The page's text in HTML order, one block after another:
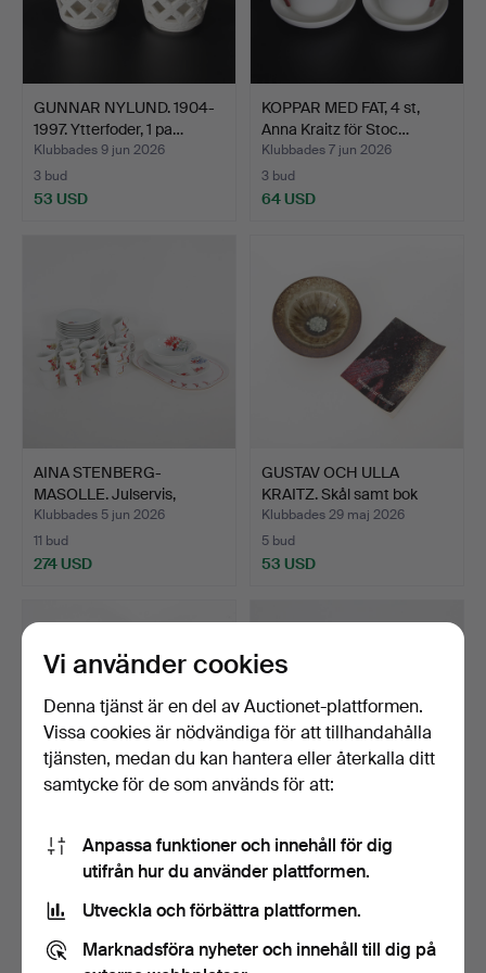
GUNNAR NYLUND. 1904-
1997. Ytterfoder, 1 pa…
Klubbades 9 jun 2026
3 bud
53 USD
KOPPAR MED FAT, 4 st,
Anna Kraitz för Stoc…
Klubbades 7 jun 2026
3 bud
64 USD
AINA STENBERG-
MASOLLE. Julservis,
porslin,…
Klubbades 5 jun 2026
11 bud
274 USD
GUSTAV OCH ULLA
KRAITZ. Skål samt bok
"Ste…
Klubbades 29 maj 2026
5 bud
53 USD
ALLAN EBELING. 1897-
1975. Fat, starkeldsgl…
Klubbades 23 maj 2026
11 bud
Utvalt
BERTE JESSEN. Skål,
"Tenera" fajans, Royal…
Klubbades 23 maj 2026
5 bud
Vi använder cookies
Denna tjänst är en del av Auctionet-plattformen.
Vissa cookies är nödvändiga för att tillhandahålla
tjänsten, medan du kan hantera eller återkalla ditt
samtycke för de som används för att:
Anpassa funktioner och innehåll för dig
utifrån hur du använder plattformen.
Utveckla och förbättra plattformen.
Marknadsföra nyheter och innehåll till dig på